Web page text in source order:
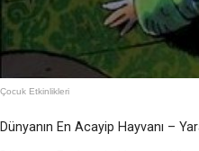
Çocuk Etkinlikleri
Dünyanın En Acayip Hayvanı –